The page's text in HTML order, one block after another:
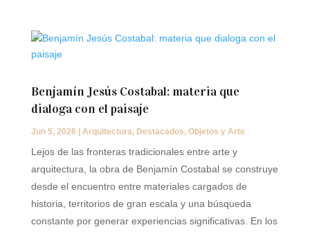
Benjamín Jesús Costabal: materia que
dialoga con el paisaje
Jun 5, 2026 Arquitectura, Destacados, Objetos y Arte
Lejos de las fronteras tradicionales entre arte y
arquitectura, la obra de Benjamín Costabal se construye
desde el encuentro entre materiales cargados de
historia, territorios de gran escala y una búsqueda
constante por generar experiencias significativas. En los